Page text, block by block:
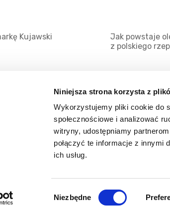
Niniejsza strona korzysta z
Wykorzystujemy pliki cookie do
społecznościowe i analizować
witryny, udostępniamy
połączyć te informacje z innymi
ich usług.
Niezbędne
Kujawski
Jak powstaje
z polskiego
zpierwszegotloczenia.pl